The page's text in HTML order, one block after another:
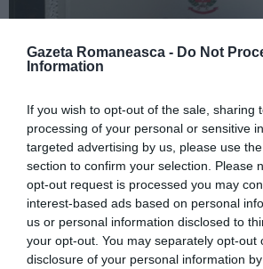
Gazeta Romaneasca - Do Not
Information
If you wish to opt-out of the sale, sharing
processing of your personal or sensitive
targeted advertising by us, please use
section to confirm your selection. Please
opt-out request is processed you may
interest-based ads based on personal
us or personal information disclosed to
your opt-out. You may separately opt-out
disclosure of your personal information
Asta ar însemna un congres cu 150
toată Italia. Dacă vom realiza asta,